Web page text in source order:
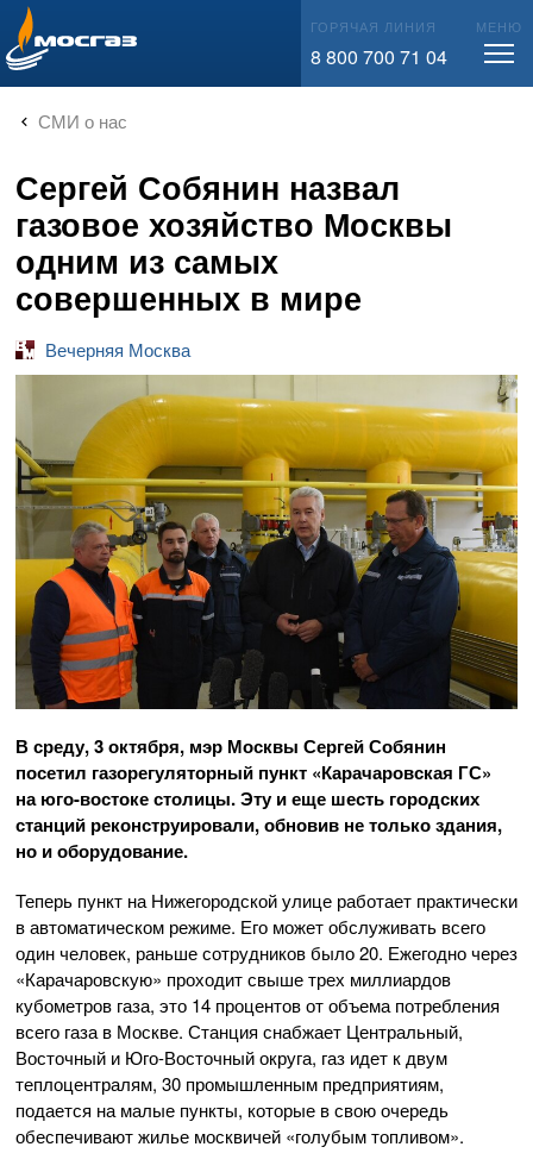
info@mos-gaz.ru ГОРЯЧАЯ ЛИНИЯ
8 800 700 71 04
МЕНЮ
СМИ о нас
Сергей Собянин назвал
газовое хозяйство Москвы
одним из самых
совершенных в мире
Вечерняя Москва
В среду, 3 октября, мэр Москвы Сергей Собянин
посетил газорегуляторный пункт «Карачаровская ГС»
наюго-востокестолицы. Эту и еще шесть городских
станций реконструировали, обновив не только здания,
но и оборудование.
Теперь пункт на Нижегородской улице работает практически
в автоматическом режиме. Его может обслуживать всего
один человек, раньше сотрудников было 20. Ежегодно через
«Карачаровскую» проходит свыше трех миллиардов
кубометров газа, это 14 процентов от объема потребления
всего газа в Москве. Станция снабжает Центральный,
Восточный и Юго-Восточныйокруга, газ идет к двум
теплоцентралям, 30 промышленным предприятиям,
подается на малые пункты, которые в свою очередь
обеспечивают жилье москвичей «голубым топливом».